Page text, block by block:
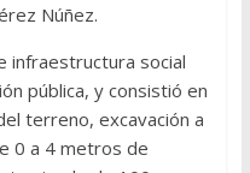
Núñez.
infraestructura social
pública, y consistió en
terreno, excavación a
0 a 4 metros de